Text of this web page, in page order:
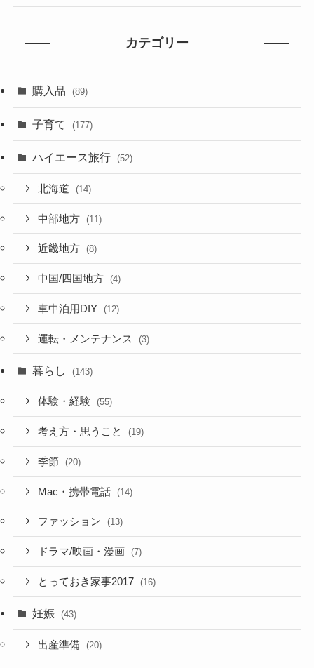
カテゴリー
購入品 (89)
子育て (177)
ハイエース旅行 (52)
北海道 (14)
中部地方 (11)
近畿地方 (8)
中国/四国地方 (4)
車中泊用DIY (12)
運転・メンテナンス (3)
暮らし (143)
体験・経験 (55)
考え方・思うこと (19)
季節 (20)
Mac・携帯電話 (14)
ファッション (13)
ドラマ/映画・漫画 (7)
とっておき家事2017 (16)
妊娠 (43)
出産準備 (20)